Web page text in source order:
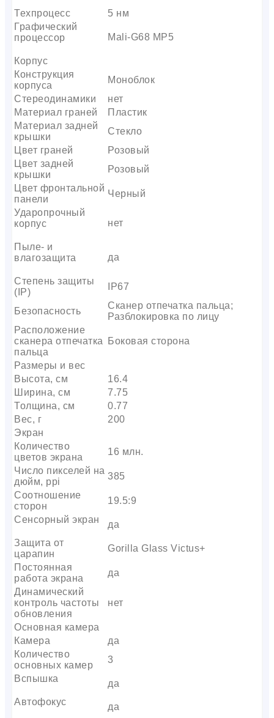
Техпроцесс
5 нм
Графический
процессор
Mali-G68 MP5
Корпус
Конструкция
корпуса
Моноблок
Стереодинамики
нет
Материал граней
Пластик
Материал задней
крышки
Стекло
Цвет граней
Розовый
Цвет задней
крышки
Розовый
Цвет фронтальной
панели
Черный
Ударопрочный
корпус
нет
Пыле- и
влагозащита
да
Степень защиты
(IP)
IP67
Безопасность
Сканер отпечатка пальца;
Разблокировка по лицу
Расположение
сканера отпечатка
пальца
Боковая сторона
Размеры и вес
Высота, см
16.4
Ширина, см
7.75
Толщина, см
0.77
Вес, г
200
Экран
Количество
цветов экрана
16 млн.
Число пикселей на
дюйм, ppi
385
Соотношение
сторон
19.5:9
Сенсорный экран
да
Защита от
царапин
Gorilla Glass Victus+
Постоянная
работа экрана
да
Динамический
контроль частоты
обновления
нет
Основная камера
Камера
да
Количество
основных камер
3
Вспышка
да
Автофокус
да